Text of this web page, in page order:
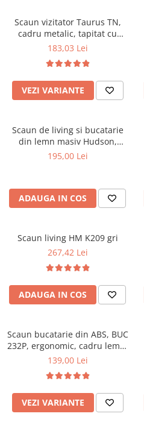
Saltele cu arcuri impachetate
individual
Saltele Memory Pocket
Saltele Memory Foam
Saltele Memory Pocket
Saltele cu plasa arcuri
Saltele cu spuma
Saltele cu spuma poliuretanica
Saltele 140x200
Saltele 180x200
Top saltele
Top saltele 5 cm
Top saltele 10 cm
Top saltele memory 5 cm
Saltele ieftine
Saltele cu plasa de arcuri
Paturi
Seturi de pat si saltea
Masute de toaleta
Mobilier living
Scaune pentru living
Comode living
Set mese plus scaune
Scaune ergonomice
Etajere Birou
Birouri
Scaune pentru birou
Scaune pentru vizitatori
Mobilier bucatarie
Scaune pentru bucatarie
Mobila bucatarie
Seturi mese si scaune bucatarie
Mobilier hol
Mobila hol
Suporturi si rafturi pantofi
Scaune birou
Scaune profesionale
Scaune resigilate
Scaune conferinta
Scaune terasa si outdoor
Scaun vizitator Taurus TN,
cadru metalic, tapitat cu
stofa, stivuibil, 120 kg, negru
183,03 Lei
VEZI VARIANTE
Scaun de living si bucatarie
din lemn masiv Hudson,
tapiterie stofa,100 kg,
195,00 Lei
ADAUGA IN COS
Scaun living HM K209 gri
267,42 Lei
ADAUGA IN COS
Scaun bucatarie din ABS, BUC
232P, ergonomic, cadru lemn,
100 kg
139,00 Lei
VEZI VARIANTE